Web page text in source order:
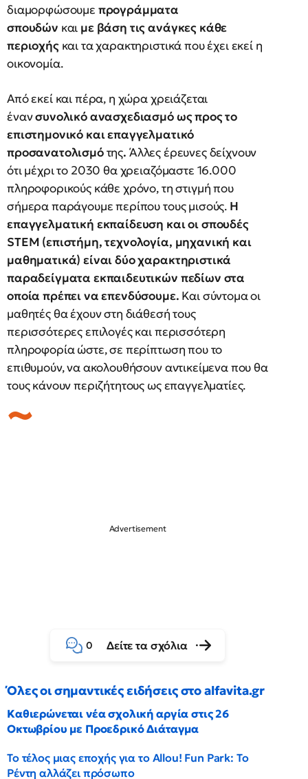
διαμορφώσουμε προγράμματα
σπουδών και με βάση τις ανάγκες κάθε
περιοχήςκαι τα χαρακτηριστικά που έχει εκεί η
οικονομία.
Από εκεί και πέρα, η χώρα χρειάζεται
ένανσυνολικό ανασχεδιασμό ως προς το
επιστημονικό και επαγγελματικό
προσανατολισμότης. Άλλες έρευνες δείχνουν
ότι μέχρι το 2030 θα χρειαζόμαστε 16.000
πληροφορικούς κάθε χρόνο, τη στιγμή που
σήμερα παράγουμε περίπου τους μισούς. Η
επαγγελματική εκπαίδευση και οι σπουδές
STEM (επιστήμη, τεχνολογία, μηχανική και
μαθηματικά) είναι δύο χαρακτηριστικά
παραδείγματα εκπαιδευτικών πεδίων στα
οποία πρέπει να επενδύσουμε. Και σύντομα οι
μαθητές θα έχουν στη διάθεσή τους
περισσότερες επιλογές και περισσότερη
πληροφορία ώστε, σε περίπτωση που το
επιθυμούν, να ακολουθήσουν αντικείμενα που θα
τους κάνουν περιζήτητους ως επαγγελματίες.
0 Δείτε τα σχόλια
Όλες οι σημαντικές ειδήσεις στο alfavita.gr
Καθιερώνεται νέα σχολική αργία στις 26
Οκτωβρίου με Προεδρικό Διάταγμα
Το τέλος μιας εποχής για το Allou! Fun Park: Το
Ρέντη αλλάζει πρόσωπο